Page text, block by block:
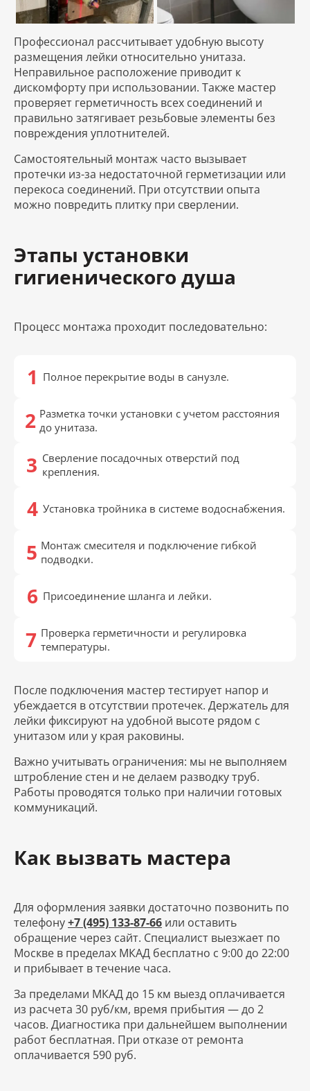
Профессионал рассчитывает удобную высоту
размещения лейки относительно унитаза.
Неправильное расположение приводит к
дискомфорту при использовании. Также мастер
проверяет герметичность всех соединений и
правильно затягивает резьбовые элементы без
повреждения уплотнителей.
Самостоятельный монтаж часто вызывает
протечки из-за недостаточной герметизации или
перекоса соединений. При отсутствии опыта
можно повредить плитку при сверлении.
Этапы установки
гигиенического душа
Процесс монтажа проходит последовательно:
Полное перекрытие воды в санузле.
Разметка точки установки с учетом расстояния
до унитаза.
Сверление посадочных отверстий под
крепления.
Установка тройника в системе водоснабжения.
Монтаж смесителя и подключение гибкой
подводки.
Присоединение шланга и лейки.
Проверка герметичности и регулировка
температуры.
После подключения мастер тестирует напор и
убеждается в отсутствии протечек. Держатель для
лейки фиксируют на удобной высоте рядом с
унитазом или у края раковины.
Важно учитывать ограничения: мы не выполняем
штробление стен и не делаем разводку труб.
Работы проводятся только при наличии готовых
коммуникаций.
Как вызвать мастера
Для оформления заявки достаточно позвонить по
телефону+7 (495) 133-87-66 или оставить
обращение через сайт. Специалист выезжает по
Москве в пределах МКАД бесплатно с 9:00 до 22:00
и прибывает в течение часа.
За пределами МКАД до 15 км выезд оплачивается
из расчета 30 руб/км, время прибытия — до 2
часов. Диагностика при дальнейшем выполнении
работ бесплатная. При отказе от ремонта
оплачивается 590 руб.